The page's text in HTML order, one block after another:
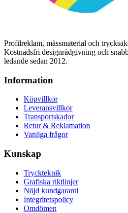
Profilreklam, mässmaterial och
Kostnadsfri designrådgivning och
ledande sedan 2012.
Information
Köpvillkor
Leveransvillkor
Transportskador
Retur & Reklamation
Vanliga frågor
Kunskap
Tryckteknik
Grafiska riktlinjer
Nöjd kundgaranti
Integritetspolicy
Omdömen